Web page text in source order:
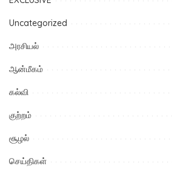
Uncategorized
அரசியல்
ஆன்மீகம்
கல்வி
குற்றம்
சூழல்
செய்திகள்